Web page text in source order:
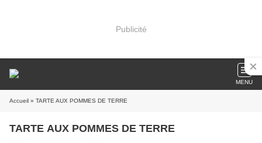
Publicité
MENU
Accueil » TARTE AUX POMMES DE TERRE
TARTE AUX POMMES DE TERRE